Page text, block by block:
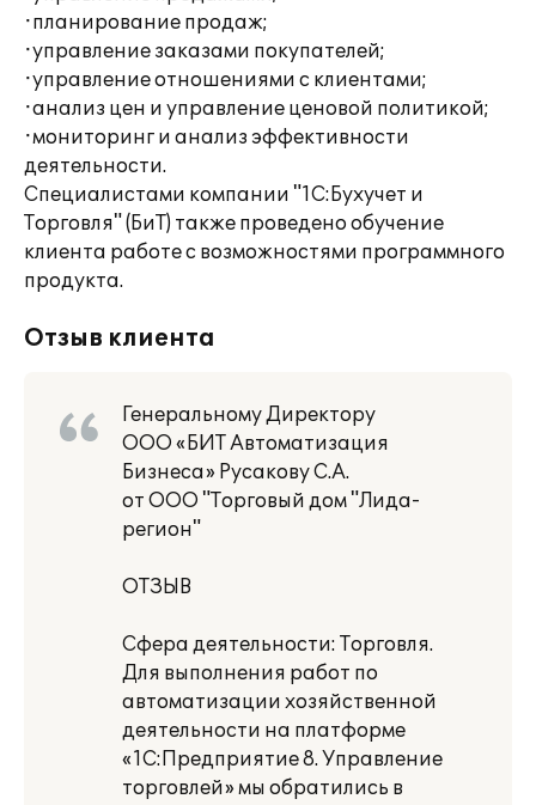
·планирование продаж;
·управление заказами покупателей;
·управление отношениями с клиентами;
·анализ цен и управление ценовой политикой;
·мониторинг и анализ эффективности
деятельности.
Специалистами компании "1С:Бухучет и
Торговля" (БиТ) также проведено обучение
клиента работе с возможностями программного
продукта.
Отзыв клиента
Генеральному Директору
ООО «БИТ Автоматизация
Бизнеса» Русакову С.А.
от ООО "Торговый дом "Лида-
регион"
ОТЗЫВ
Сфера деятельности: Торговля.
Для выполнения работ по
автоматизации хозяйственной
деятельности на платформе
«1С:Предприятие 8. Управление
торговлей» мы обратились в